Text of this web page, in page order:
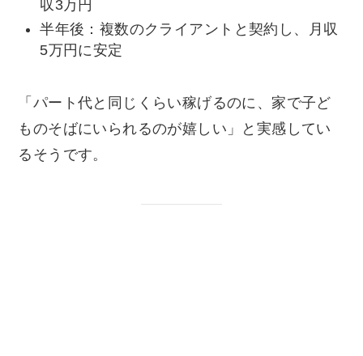
収3万円
半年後：複数のクライアントと契約し、月収
5万円に安定
「パート代と同じくらい稼げるのに、家で子ど
ものそばにいられるのが嬉しい」と実感してい
るそうです。